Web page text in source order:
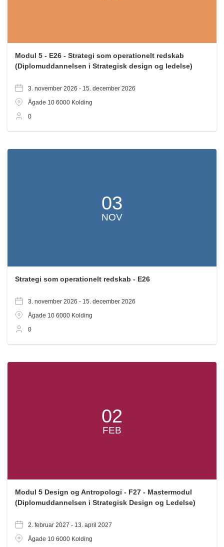
Modul 5 - E26 - Strategi som operationelt redskab
(Diplomuddannelsen i Strategisk design og ledelse)
3. november 2026 - 15. december 2026
Ågade 10 6000 Kolding
0
03
NOV
Strategi som operationelt redskab - E26
3. november 2026 - 15. december 2026
Ågade 10 6000 Kolding
0
02
FEB
Modul 5 Design og Antropologi - F27 - Mastermodul
(Diplomuddannelsen i Strategisk Design og Ledelse)
2. februar 2027 - 13. april 2027
Ågade 10 6000 Kolding